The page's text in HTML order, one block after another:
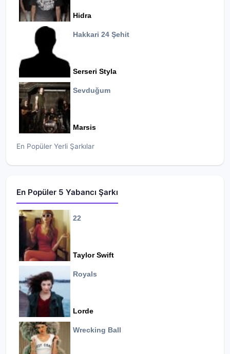
Hidra
Hakkari 24 Şehit
Serseri Styla
Sevduğum
Marsis
En Popüler Yerli Şarkılar
En Popüler 5 Yabancı Şarkı
22
Taylor Swift
Royals
Lorde
Wrecking Ball